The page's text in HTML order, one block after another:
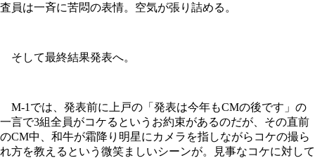
査員は一斉に苦悶の表情。空気が張り詰める。
そして最終結果発表へ。
M-1では、発表前に上戸の「発表は今年もCMの後です」の
一言で3組全員がコケるというお約束があるのだが、その直前
のCM中、和牛が霜降り明星にカメラを指しながらコケの撮ら
れ方を教えるという微笑ましいシーンが。見事なコケに対して